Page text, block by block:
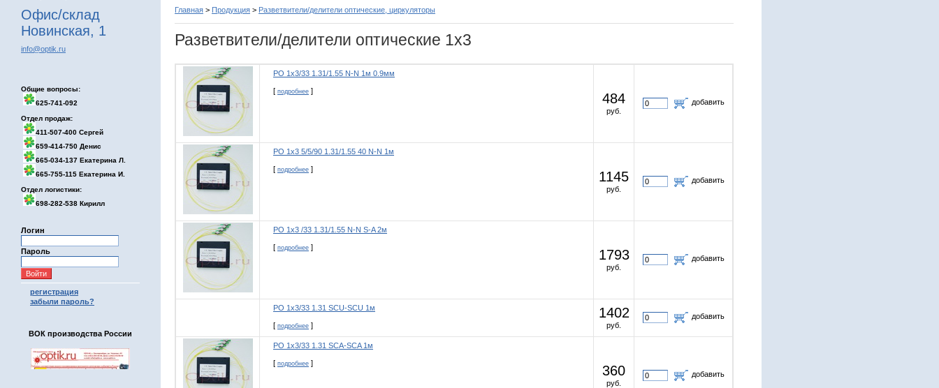
Офис/склад
Новинская, 1
info@optik.ru
Общие вопросы:
625-741-092
Отдел продаж:
411-507-400 Сергей
659-414-750 Денис
665-034-137 Екатерина Л.
665-755-115 Екатерина И.
Отдел логистики:
698-282-538 Кирилл
Логин
Пароль
регистрация
забыли пароль?
ВОК производства России
Главная > Продукция > Разветвители/делители оптические, циркуляторы
Разветвители/делители оптические 1х3
РО 1х3/33 1.31/1.55 N-N 1м 0.9мм
[ подробнее ] 484
руб.
добавить
РО 1х3 5/5/90 1.31/1.55 40 N-N 1м
[ подробнее ] 1145
руб.
добавить
РО 1х3 /33 1.31/1.55 N-N S-A 2м
[ подробнее ] 1793
руб.
добавить
РО 1х3/33 1.31 SCU-SCU 1м
[ подробнее ]
1402
руб.
добавить
РО 1х3/33 1.31 SCA-SCA 1м
[ подробнее ] 360
руб.
добавить